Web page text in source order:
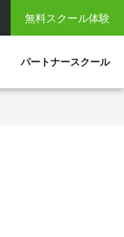
無料スクール体験
パートナースクール